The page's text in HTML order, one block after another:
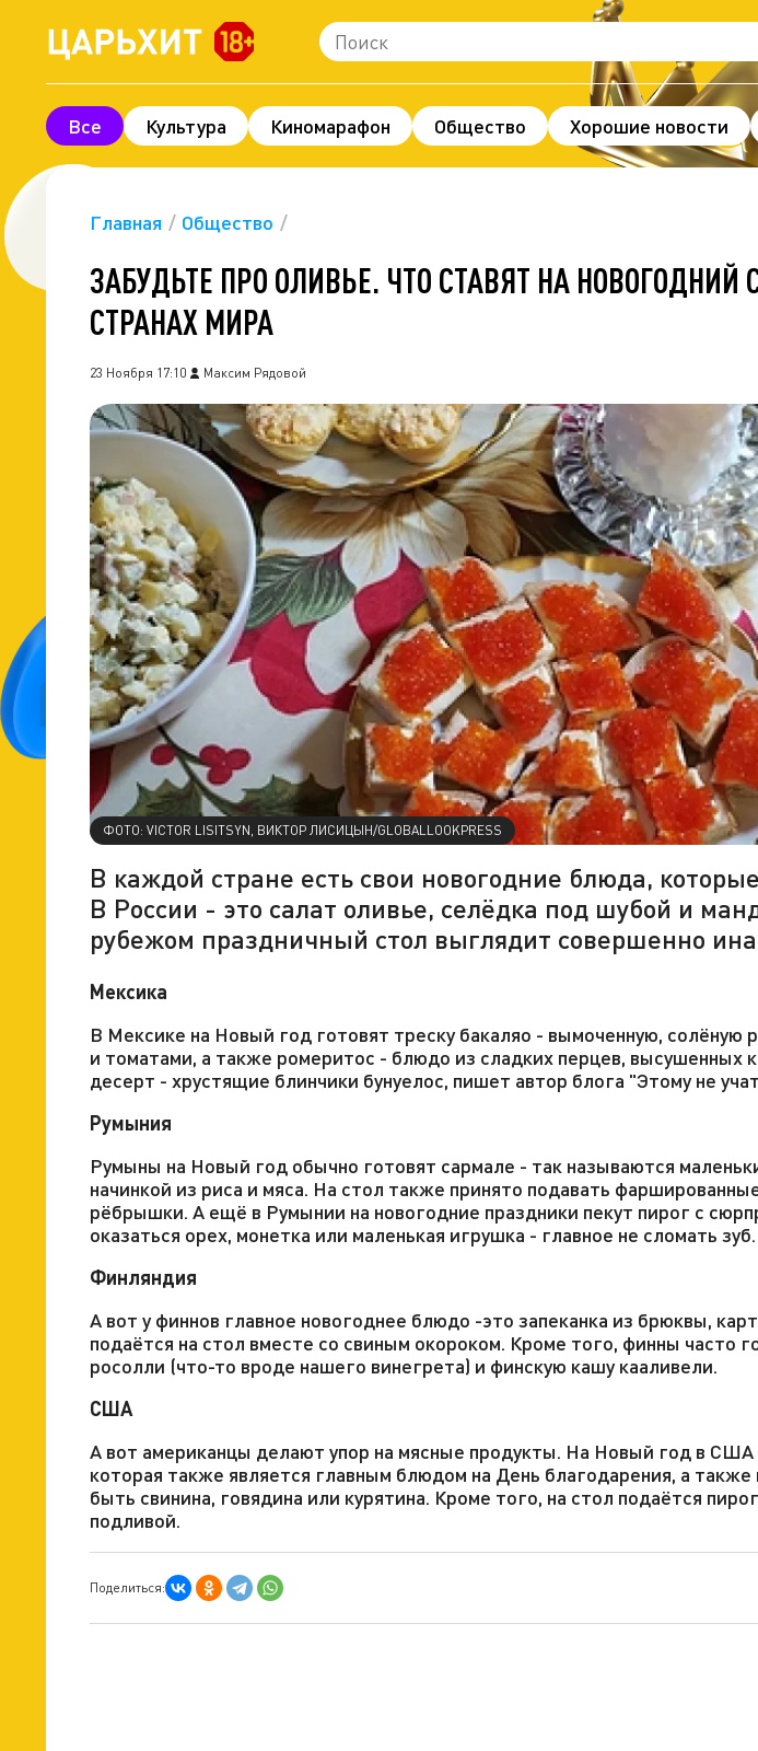
Все Культура Киномарафон Общество Хорошие новости
Шоу-бизнес
Технологии и наука Легенды и факты
Главная Общество
ЗАБУДЬТЕ ПРО ОЛИВЬЕ. ЧТО СТАВЯТ НА НОВОГОДНИЙ
СТРАНАХ МИРА
23 Ноября 17:10 Максим Рядовой
ФОТО: VICTOR LISITSYN, ВИКТОР ЛИСИЦЫН/GLOBALLOOKPRESS
В каждой стране есть свои новогодние блюда,
В России - это салат оливье, селёдка под шубой и
рубежом праздничный стол выглядит совершенно
Мексика
В Мексике на Новый год готовят треску бакаляо - вымоченную, солёную
и томатами, а также ромеритос - блюдо из сладких перцев, высушенных
десерт - хрустящие блинчики бунуелос, пишет автор блога "Этому не
Румыния
Румыны на Новый год обычно готовят сармале - так называются
начинкой из риса и мяса. На стол также принято подавать
рёбрышки. А ещё в Румынии на новогодние праздники пекут пирог с
оказаться орех, монетка или маленькая игрушка - главное не сломать зуб.
Финляндия
А вот у финнов главное новогоднее блюдо -это запеканка из брюквы,
подаётся на стол вместе со свиным окороком. Кроме того, финны часто
росолли (что-то вроде нашего винегрета) и финскую кашу кааливели.
США
А вот американцы делают упор на мясные продукты. На Новый год в США
которая также является главным блюдом на День благодарения, а
быть свинина, говядина или курятина. Кроме того, на стол подаётся
подливой.
Поделиться: